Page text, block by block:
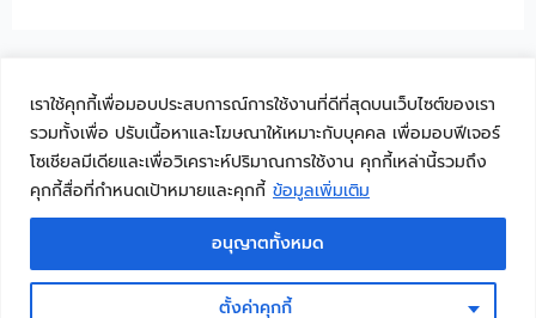
เราใช้คุกกี้เพื่อมอบประสบการณ์การใช้งานที่ดีที่สุดบนเว็บไซต์ของเรา
รวมทั้งเพื่อ ปรับเนื้อหาและโฆษณาให้เหมาะกับบุคคล เพื่อมอบฟีเจอร์
โซเชียลมีเดียและเพื่อวิเคราะห์ปริมาณการใช้งาน คุกกี้เหล่านี้รวมถึง
คุกกี้สื่อที่กำหนดเป้าหมายและคุกกี้ ข้อมูลเพิ่มเติม
ตั้งค่าคุกกี้
อนุญาตทั้งหมด
© 2023 Faculty of Humanities and Social Sciences, Prince of
Songkla University. All rights reserved